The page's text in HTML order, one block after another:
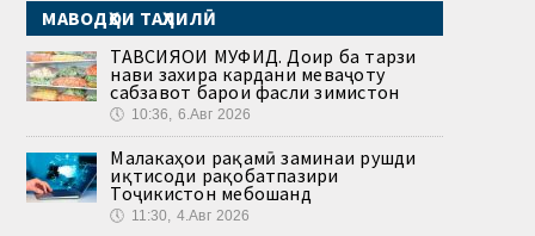
МАВОДҲОИ ТАҲЛИЛӢ
ТАВСИЯҲОИ МУФИД. Доир ба тарзи
нави захира кардани меваҷоту
сабзавот барои фасли зимистон
🕔 10:36, 6.Авг 2026
Малакаҳои рақамӣ заминаи рушди
иқтисоди рақобатпазири
Тоҷикистон мебошанд
🕔 11:30, 4.Авг 2026